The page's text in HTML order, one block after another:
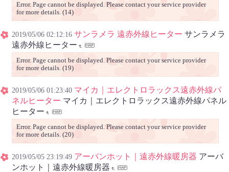
Error. Page cannot be displayed. Please contact your service provider
for more details. (14)
2019/05/06 02:12:16 サンラメラ 遠赤外線ヒーター サンラメラ
遠赤外線ヒーター
Error. Page cannot be displayed. Please contact your service provider
for more details. (19)
2019/05/06 01:23:40 マイカ｜エレクトロラックス遠赤外線パ
ネルヒーター マイカ｜エレクトロラックス遠赤外線パネル
ヒーター
Error. Page cannot be displayed. Please contact your service provider
for more details. (20)
2019/05/05 23:19:49 アーバンホット｜遠赤外線暖房器 アーバ
ンホット｜遠赤外線暖房器